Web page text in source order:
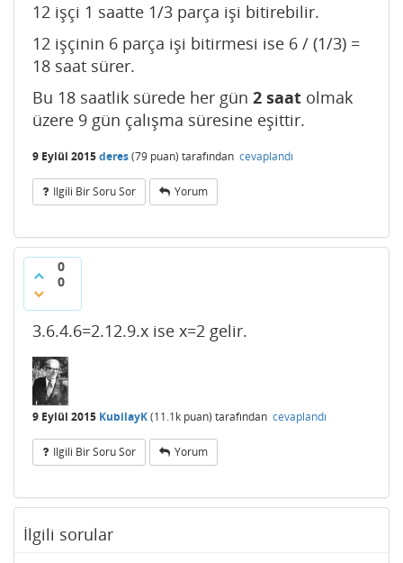
12 işçi 1 saatte 1/3 parça işi bitirebilir.
12 işçinin 6 parça işi bitirmesi ise 6 / (1/3) =
18 saat sürer.
Bu 18 saatlik sürede her gün 2 saat olmak
üzere 9 gün çalışma süresine eşittir.
9 Eylül 2015deres(79 puan) tarafından cevaplandı
Ilgili Bir Soru Sor Yorum
0
0
3.6.4.6=2.12.9.x ise x=2 gelir.
9 Eylül 2015 KubilayK(11.1k puan) tarafından cevaplandı
Ilgili Bir Soru Sor Yorum
İlgili sorular